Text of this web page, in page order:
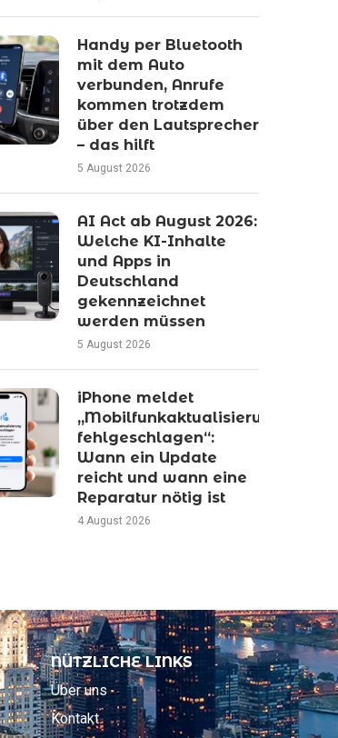
Handy per Bluetooth
mit dem Auto
verbunden, Anrufe
kommen trotzdem
über den Lautsprecher
– das hilft
5 August 2026
AI Act ab August 2026:
Welche KI-Inhalte
und Apps in
Deutschland
gekennzeichnet
werden müssen
5 August 2026
iPhone meldet
„Mobilfunkaktualisierung
fehlgeschlagen“:
Wann ein Update
reicht und wann eine
Reparatur nötig ist
4 August 2026
NÜTZLICHE LINKS
Über uns
Kontakt